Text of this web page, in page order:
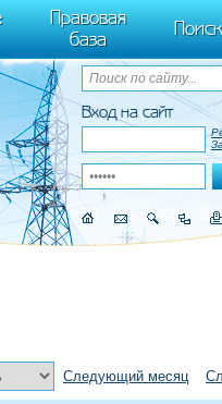
Правовая
база
Поиск
Вход на сайт
Следующий месяц